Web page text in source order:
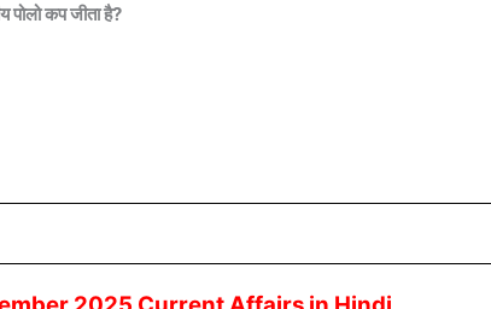
पोलो कप जीता है?